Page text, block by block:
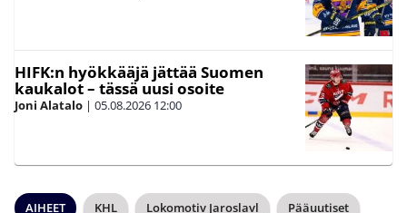
HIFK:n hyökkääjä jättää Suomen
kaukalot – tässä uusi osoite
Joni Alatalo | 05.08.2026 12:00
AIHEET KHL Lokomotiv Jaroslavl Pääuutiset